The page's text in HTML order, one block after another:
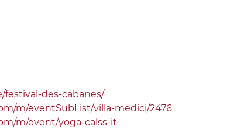
des-cabanes/
m/eventSubList/villa-medici/2476
m/event/yoga-calss-it